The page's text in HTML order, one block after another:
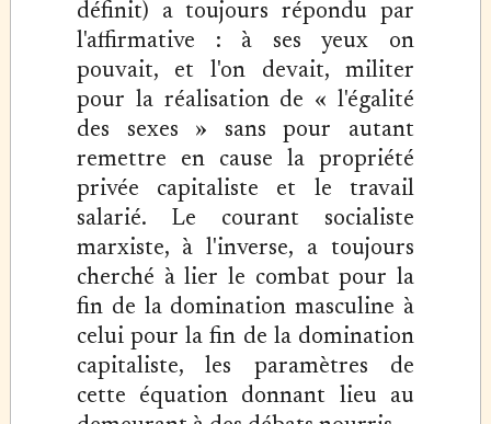
définit) a toujours répondu par
l'affirmative : à ses yeux on
pouvait, et l'on devait, militer
pour la réalisation de « l'égalité
des sexes » sans pour autant
remettre en cause la propriété
privée capitaliste et le travail
salarié. Le courant socialiste
marxiste, à l'inverse, a toujours
cherché à lier le combat pour la
fin de la domination masculine à
celui pour la fin de la domination
capitaliste, les paramètres de
cette équation donnant lieu au